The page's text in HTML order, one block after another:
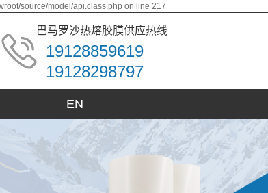
source/model/api.class.php on line 217
巴马罗沙热熔胶膜供应热线
19128859619
19128298797
EN